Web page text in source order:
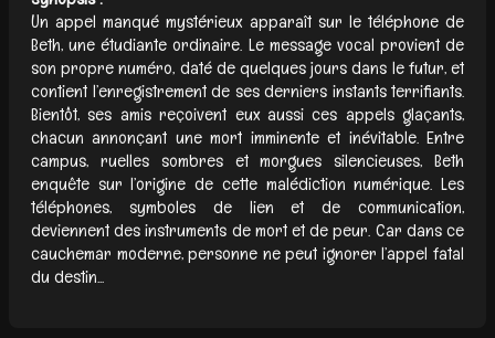
Un appel manqué mystérieux apparaît sur le téléphone de
Beth, une étudiante ordinaire. Le message vocal provient de
son propre numéro, daté de quelques jours dans le futur, et
contient l’enregistrement de ses derniers instants terrifiants.
Bientôt, ses amis reçoivent eux aussi ces appels glaçants,
chacun annonçant une mort imminente et inévitable. Entre
campus, ruelles sombres et morgues silencieuses, Beth
enquête sur l’origine de cette malédiction numérique. Les
téléphones, symboles de lien et de communication,
deviennent des instruments de mort et de peur. Car dans ce
cauchemar moderne, personne ne peut ignorer l’appel fatal
du destin...